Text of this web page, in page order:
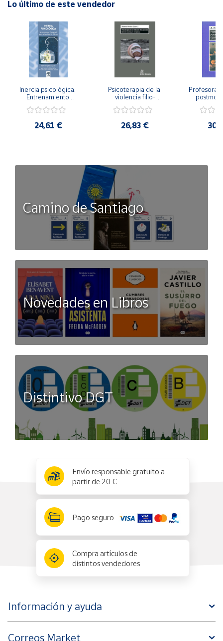
Lo último de este vendedor
Inercia psicológica.
Entrenamiento
Igualdad de Género.
24,61 €
Psicoterapia de la
violencia filio-
secreto y la
26,83 €
Camino de Santiago
Novedades en Libros
Distintivo DGT
Envío responsable gratuito a
partir de 20 €
Pago seguro
Compra artículos de
distintos vendedores
Información y ayuda
Correos Market